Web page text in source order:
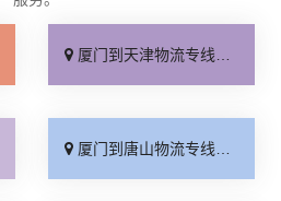
厦门到天津物流专线_专线快运「直通专线」
厦门到唐山物流专线_上门提货「准时准点」